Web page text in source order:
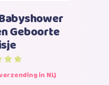
Geboorte
in NL)